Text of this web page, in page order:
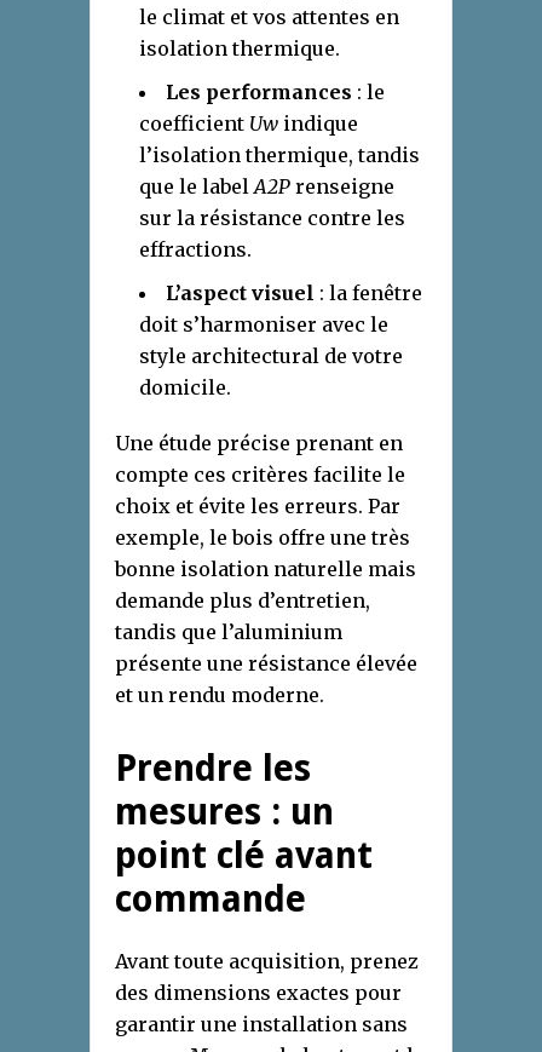
le climat et vos attentes en
isolation thermique.
Les performances : le
coefficient Uw indique
l’isolation thermique, tandis
que le labelA2P renseigne
sur la résistance contre les
effractions.
L’aspect visuel : la fenêtre
doit s’harmoniser avec le
style architectural de votre
domicile.
Une étude précise prenant en
compte ces critères facilite le
choix et évite les erreurs. Par
exemple, le bois offre une très
bonne isolation naturelle mais
demande plus d’entretien,
tandis que l’aluminium
présente une résistance élevée
et un rendu moderne.
Prendre les
mesures : un
point clé avant
commande
Avant toute acquisition, prenez
des dimensions exactes pour
garantir une installation sans